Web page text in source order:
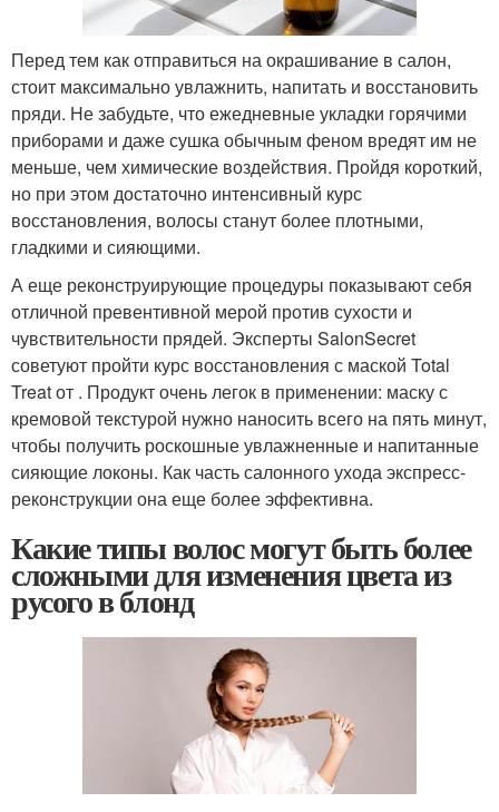
Перед тем как отправиться на окрашивание в салон,
стоит максимально увлажнить, напитать и восстановить
пряди. Не забудьте, что ежедневные укладки горячими
приборами и даже сушка обычным феном вредят им не
меньше, чем химические воздействия. Пройдя короткий,
но при этом достаточно интенсивный курс
восстановления, волосы станут более плотными,
гладкими и сияющими.
А еще реконструирующие процедуры показывают себя
отличной превентивной мерой против сухости и
чувствительности прядей. Эксперты SalonSecret
советуют пройти курс восстановления с маской Total
Treat от . Продукт очень легок в применении: маску с
кремовой текстурой нужно наносить всего на пять минут,
чтобы получить роскошные увлажненные и напитанные
сияющие локоны. Как часть салонного ухода экспресс-
реконструкции она еще более эффективна.
Какие типы волос могут быть более
сложными для изменения цвета из
русого в блонд